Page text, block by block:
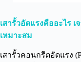
เสารั้วอัดแรงคืออะไร
เหมาะสม
เสารั้วคอนกรีตอัดแรง